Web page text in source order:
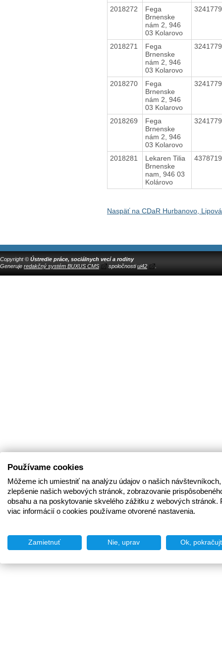
2018272
Fega
Brnenske
nám 2, 946
03 Kolarovo
2018271
Fega
Brnenske
nám 2, 946
03 Kolarovo
2018270
Fega
Brnenske
nám 2, 946
03 Kolarovo
2018269
Fega
Brnenske
nám 2, 946
03 Kolarovo
2018281
Lekaren Tilia
Brnenske
nam, 946 03
Kolárovo
Naspäť na CDaR Hurbanovo,
Copyright © Ústredie práce, sociálnych vecí a rodiny
Generuje redakčný systém BUXUS CMS spoločnostiui42
Používame cookies
Môžeme ich umiestniť na analýzu údajov o našich
zlepšenie našich webových stránok, zobrazovanie
obsahu a na poskytovanie skvelého zážitku z webových stránok.
viac informácií o cookies používame otvorené nastavenia.
Zamietnuť Nie, uprav Ok,